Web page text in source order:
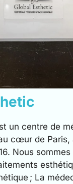
un centre de
cœur de Paris,
Nous
; La